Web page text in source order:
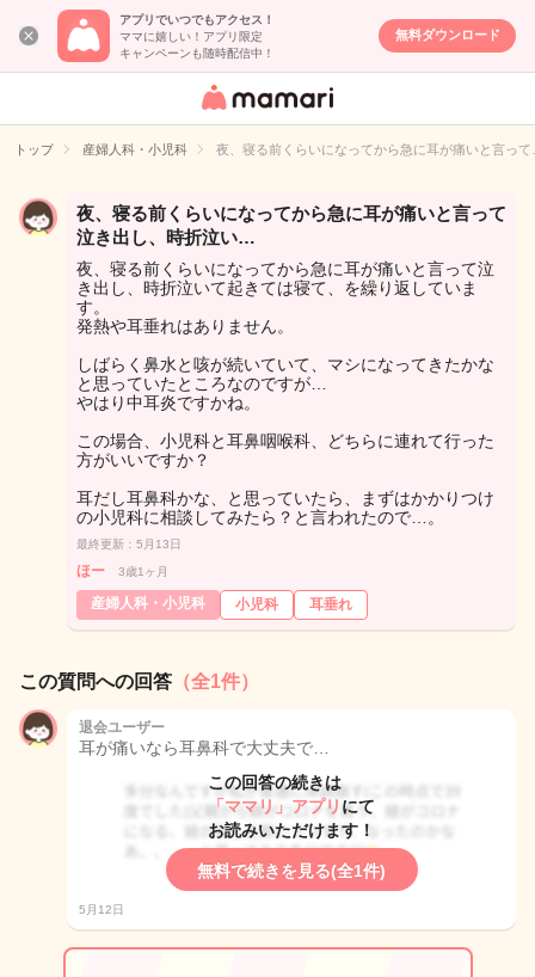
アプリでいつでもアクセス！
ママに嬉しい！アプリ限定
キャンペーンも随時配信中！
無料ダウンロード
女性専用匿名QA
イト
トップ 産婦人科・小児科 夜、寝る前くらいになってから急に耳が痛いと言っ
夜、寝る前くらいになってから急に耳が痛いと言って
泣き出し、時折泣い…
夜、寝る前くらいになってから急に耳が痛いと言って泣
き出し、時折泣いて起きては寝て、を繰り返していま
す。
発熱や耳垂れはありません。
しばらく鼻水と咳が続いていて、マシになってきたかな
と思っていたところなのですが…
やはり中耳炎ですかね。
この場合、小児科と耳鼻咽喉科、どちらに連れて行った
方がいいですか？
耳だし耳鼻科かな、と思っていたら、まずはかかりつけ
の小児科に相談してみたら？と言われたので…。
最終更新：5月13日
ほー 3歳1ヶ月
産婦人科・小児科 小児科 耳垂れ
この質問への回答 （全1件）
退会ユーザー
耳が痛いなら耳鼻科で大丈夫で…
この回答の続きは
「ママリ」アプリ にて
お読みいただけます！
無料で続きを見る(全1件)
5月12日